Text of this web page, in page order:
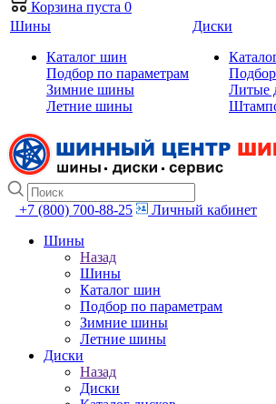
Корзина пуста 0
Шины
Каталог шин
Подбор по параметрам
Зимние шины
Летние шины
Диски
Литые
+7 (800) 700-88-25
Личный кабинет
Шины
Назад
Шины
Каталог шин
Подбор по параметрам
Зимние шины
Летние шины
Диски
Назад
Диски